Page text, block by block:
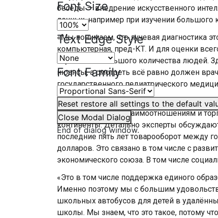
Font Size
Text Edge Style
Font Family
Reset restore all settings to the default
Close Modal Dialog
End of dialog window.
беседы — внедрение искусственного
данных, например при изучении большого
«Мы понимаем, что лучевая диагностика
компьютерная, пред-КТ. И для оценки
скринингах большого количества людей.
нюансы, а смотреть всё равно должен
государственного педиатрического
В Экспофоруме стартовала и
международным взаимоотношениям и
континенты. Детально эксперты
последние пять лет товарооборот между
долларов. Это связано в том числе с
экономического союза. В том числе
«Это в том числе поддержка единого
Именно поэтому мы с большим
школьных автобусов для детей в
школы. Мы знаем, что это такое, потому